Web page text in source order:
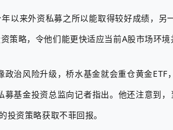
以来外资私募之所以能取得较好成绩，
策略，令他们能更快适应当前A股市场环境
政治风险升级，桥水基金就会重仓黄金
募基金投资总监向记者指出。他还注意到
投资策略获取不菲回报。